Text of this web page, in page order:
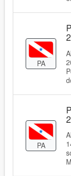
PA
PA